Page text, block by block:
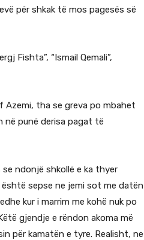
për shkak të mos pagesës së
Fishta”, “Ismail Qemali”,
Azemi, tha se greva po mbahet
punë derisa pagat të
ndonjë shkollë e ka thyer
sepse ne jemi sot me datën
kur i marrim me kohë nuk po
gjendje e rëndon akoma më
për kamatën e tyre. Realisht, ne